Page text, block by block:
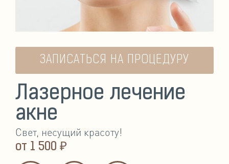
ЗАПИСАТЬСЯ НА ПРОЦЕДУРУ
Лазерное лечение
акне
Свет, несущий красоту!
от 1 500 ₽